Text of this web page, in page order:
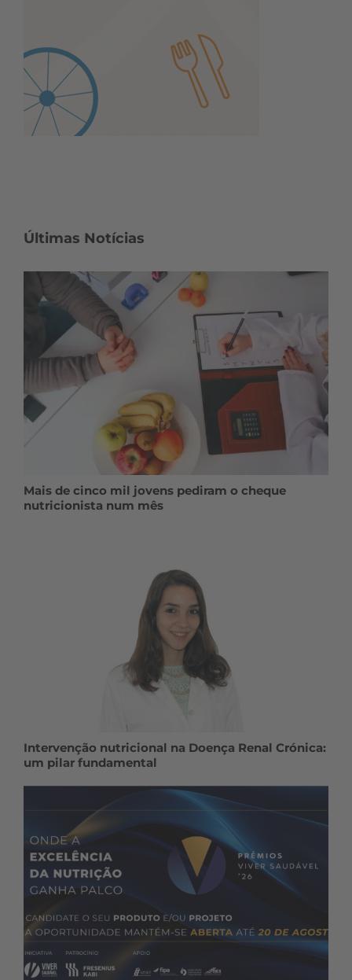
Últimas Notícias
Mais de cinco mil jovens pediram o cheque
nutricionista num mês
Intervenção nutricional na Doença Renal Crónica:
um pilar fundamental